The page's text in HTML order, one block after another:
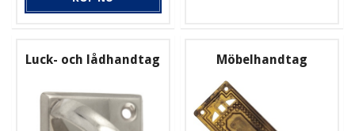
Luck- och lådhandtag Möbelhandtag